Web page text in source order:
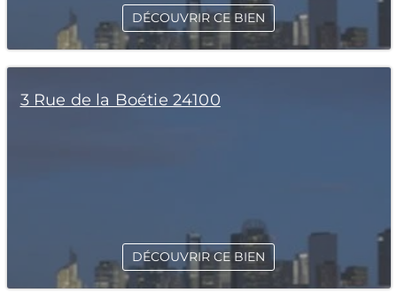
DÉCOUVRIR CE BIEN
3 Rue de la Boétie 24100
DÉCOUVRIR CE BIEN